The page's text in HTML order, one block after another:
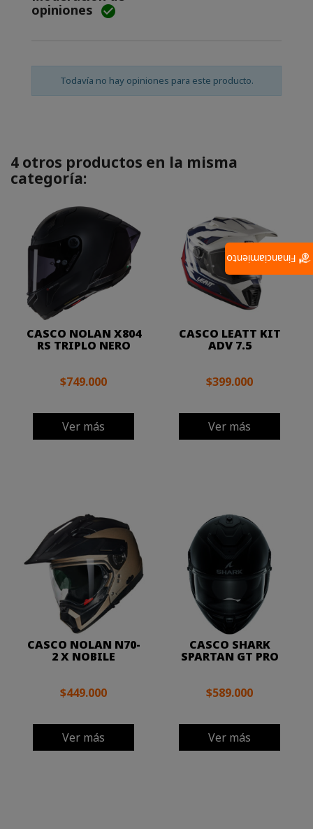
opiniones 
Todavía no hay opiniones para este producto.
4 otros productos en la misma
categoría:
CASCO NOLAN X804
RS TRIPLO NERO
$749.000
Ver más
CASCO LEATT KIT
ADV 7.5
$399.000
Ver más
CASCO NOLAN N70-
2 X NOBILE
$449.000
Ver más
CASCO SHARK
SPARTAN GT PRO
$589.000
Ver más
Financiamiento